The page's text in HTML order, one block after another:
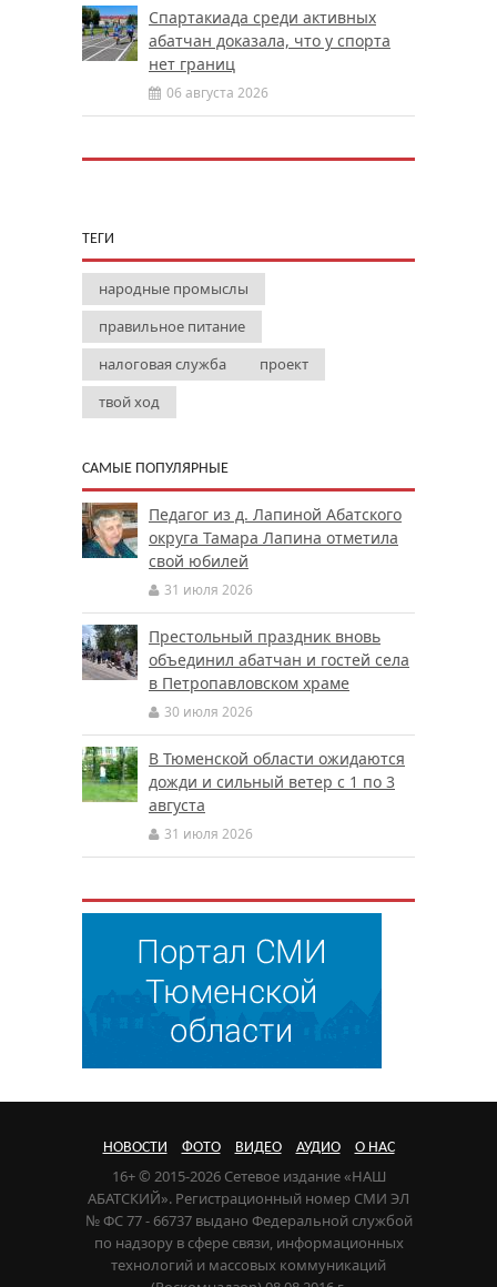
Спартакиада среди активных
абатчан доказала, что у спорта
нет границ
06 августа 2026
ТЕГИ
народные промыслы
правильное питание
налоговая служба
проект
твой ход
САМЫЕ ПОПУЛЯРНЫЕ
Педагог из д. Лапиной Абатского
округа Тамара Лапина отметила
свой юбилей
31 июля 2026
Престольный праздник вновь
объединил абатчан и гостей села
в Петропавловском храме
30 июля 2026
В Тюменской области ожидаются
дожди и сильный ветер с 1 по 3
августа
31 июля 2026
НОВОСТИ ФОТО ВИДЕО АУДИО О НАС
16+ © 2015-2026 Сетевое издание «НАШ
АБАТСКИЙ». Регистрационный номер СМИ ЭЛ
№ ФС 77 - 66737 выдано Федеральной службой
по надзору в сфере связи, информационных
технологий и массовых коммуникаций